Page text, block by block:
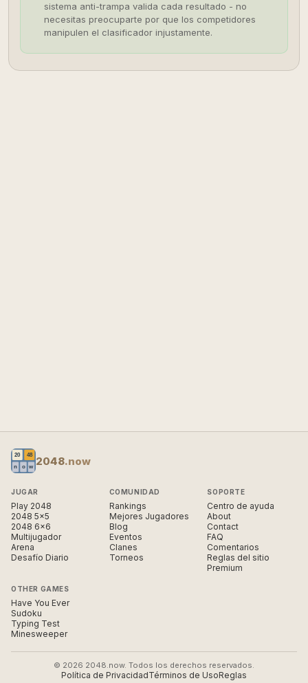
sistema anti-trampa valida cada resultado - no
necesitas preocuparte por que los competidores
manipulen el clasificador injustamente.
2048.now
JUGAR
Play 2048
2048 5×5
2048 6×6
Multijugador
Arena
Desafío Diario
COMUNIDAD
Rankings
Mejores Jugadores
Blog
Eventos
Clanes
Torneos
SOPORTE
Centro de ayuda
About
Contact
FAQ
Comentarios
Reglas del sitio
Premium
OTHER GAMES
Have You Ever
Sudoku
Typing Test
Minesweeper
© 2026 2048.now. Todos los derechos reservados.
Política de PrivacidadTérminos de UsoReglas